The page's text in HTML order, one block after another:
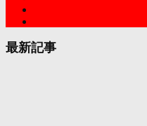
最新記事